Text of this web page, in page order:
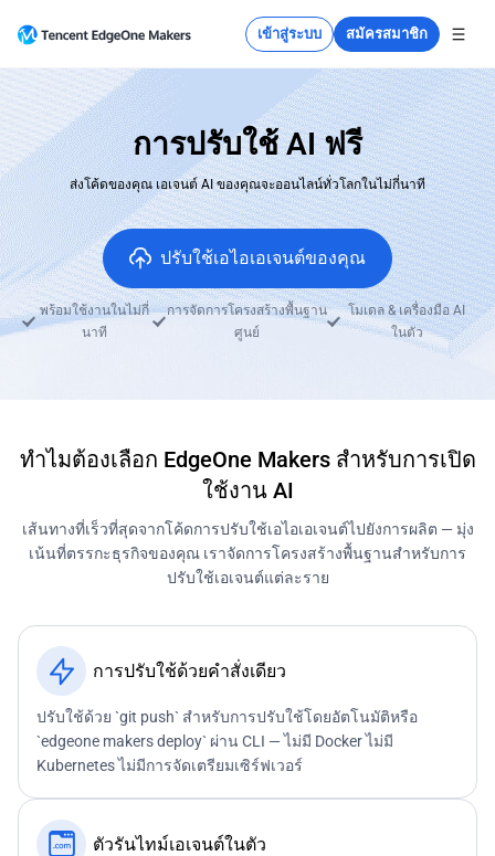
เข้าสู่ระบบ สมัครสมาชิก
การปรับใช้ AI ฟรี
ส่งโค้ดของคุณ เอเจนต์ AI ของคุณจะออนไลน์ทั่วโลกในไม่กี่นาที
ปรับใช้เอไอเอเจนต์ของคุณ
พร้อมใช้งานในไม่กี่
นาที
การจัดการโครงสร้างพื้นฐาน
ศูนย์
โมเดล & เครื่องมือ AI
ในตัว
ทำไมต้องเลือก EdgeOne Makers สำหรับการเปิด
ใช้งาน AI
เส้นทางที่เร็วที่สุดจากโค้ดการปรับใช้เอไอเอเจนต์ไปยังการผลิต — มุ่ง
เน้นที่ตรรกะธุรกิจของคุณ เราจัดการโครงสร้างพื้นฐานสำหรับการ
ปรับใช้เอเจนต์แต่ละราย
การปรับใช้ด้วยคำสั่งเดียว
ปรับใช้ด้วย `git push` สำหรับการปรับใช้โดยอัตโนมัติหรือ
`edgeone makers deploy` ผ่าน CLI — ไม่มี Docker ไม่มี
Kubernetes ไม่มีการจัดเตรียมเซิร์ฟเวอร์
ตัวรันไทม์เอเจนต์ในตัว